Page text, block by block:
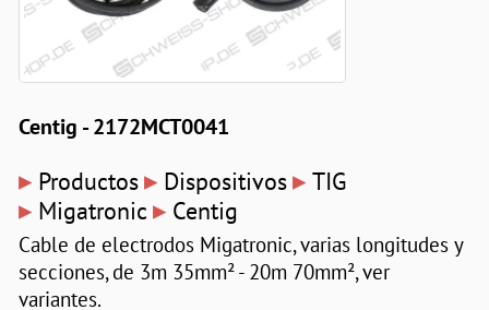
Centig - 2172MCT0041
▸ Productos▸ Dispositivos▸ TIG
▸ Migatronic ▸ Centig
Cable de electrodos Migatronic, varias longitudes y
secciones, de 3m 35mm² - 20m 70mm², ver
variantes.